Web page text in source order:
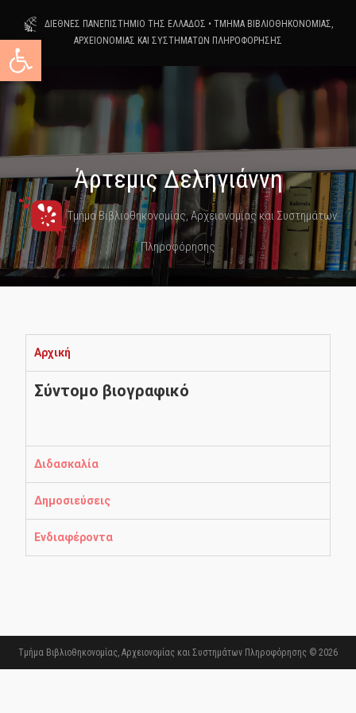
Ανοίξτε τη γραμμή εργαλείων
ΔΙΕΘΝΕΣ ΠΑΝΕΠΙΣΤΗΜΙΟ ΤΗΣ ΕΛΛΑΔΟΣ • ΤΜΗΜΑ ΒΙΒΛΙΟΘΗΚΟΝΟΜΙΑΣ,
ΑΡΧΕΙΟΝΟΜΙΑΣ ΚΑΙ ΣΥΣΤΗΜΑΤΩΝ ΠΛΗΡΟΦΟΡΗΣΗΣ
Άρτεμις Δεληγιάννη
Τμήμα Βιβλιοθηκονομίας, Αρχειονομίας και Συστημάτων
Πληροφόρησης
Αρχική
Σύντομο βιογραφικό
Διδασκαλία
Δημοσιεύσεις
Ενδιαφέροντα
Τμήμα Βιβλιοθηκονομίας, Αρχειονομίας και Συστημάτων Πληροφόρησης © 2026